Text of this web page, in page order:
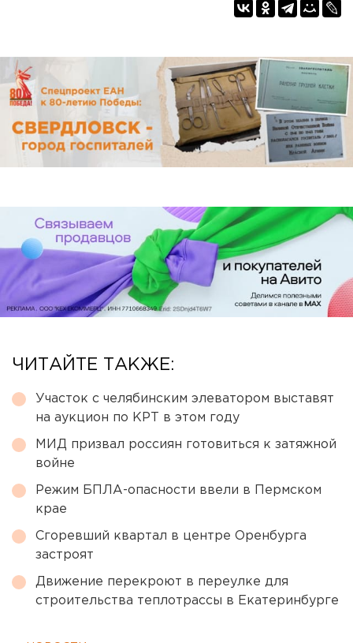
ЧИТАЙТЕ ТАКЖЕ:
Участок с челябинским элеватором выставят
на аукцион по КРТ в этом году
МИД призвал россиян готовиться к затяжной
войне
Режим БПЛА-опасности ввели в Пермском
крае
Сгоревший квартал в центре Оренбурга
застроят
Движение перекроют в переулке для
строительства теплотрассы в Екатеринбурге